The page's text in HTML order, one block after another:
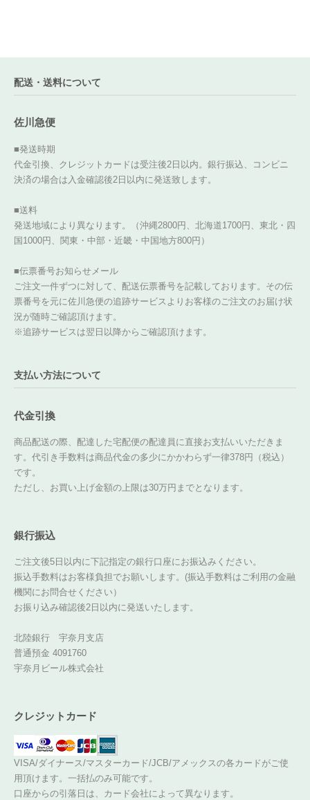
配送・送料について
佐川急便
■発送時期
代金引換、クレジットカードは受注後2日以内。銀行振込、コンビニ
決済の場合は入金確認後2日以内に発送致します。
■送料
発送地域により異なります。（沖縄2800円、北海道1700円、東北・四
国1000円、関東・中部・近畿・中国地方800円）
■伝票番号お知らせメール
ご注文一件ずつに対して、配送伝票番号を記載しております。その伝
票番号を元に佐川急便の追跡サービスよりお客様のご注文のお届け状
況が随時ご確認頂けます。
※追跡サービスは翌日以降からご確認頂けます。
支払い方法について
代金引換
商品配送の際、配達した宅配便の配達員に直接お支払いいただきま
す。代引き手数料は商品代金の多少にかかわらず一律378円（税込）
です。
ただし、お買い上げ金額の上限は30万円までとなります。
銀行振込
ご注文後5日以内に下記指定の銀行口座にお振込みください。
振込手数料はお客様負担でお願いします。(振込手数料はご利用の金融
機関にお問合せください）
お振り込み確認後2日以内に発送いたします。
北陸銀行 宇奈月支店
普通預金 4091760
宇奈月ビール株式会社
クレジットカード
VISA/ダイナース/マスターカード/JCB/アメックスの各カードがご使
用頂けます。一括払のみ可能です。
口座からの引落日は、カード会社によって異なります。